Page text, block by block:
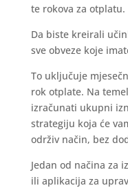
te rokova za otplatu.
Da biste kreirali
sve obveze koje
To uključuje
rok otplate. Na
izračunati ukupni
strategiju koja će
održiv način, bez
Jedan od načina za
ili aplikacija za